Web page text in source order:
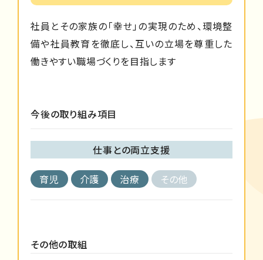
社員とその家族の「幸せ」の実現のため、環境整
備や社員教育を徹底し、互いの立場を尊重した
働きやすい職場づくりを目指します
今後の取り組み項目
仕事との両立支援
育児 介護 治療 その他
その他の取組